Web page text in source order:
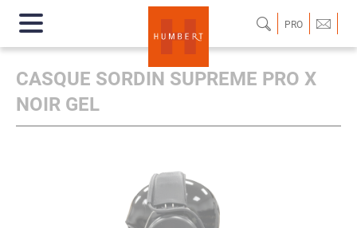
PRO
CASQUE SORDIN SUPREME PRO X
NOIR GEL